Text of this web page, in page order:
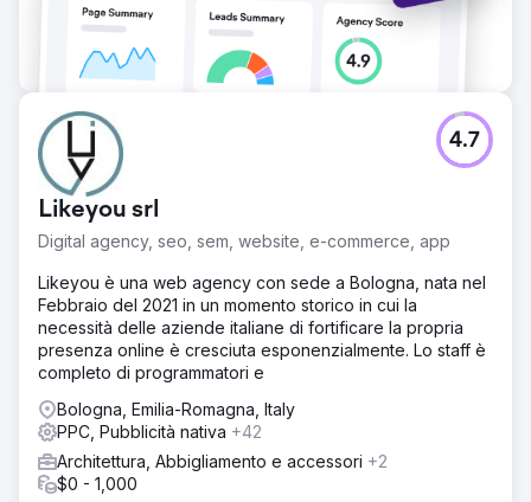
dal 12% al 47% delle nuove entrate. Il traffico organico
proveniente da parole chiave con intento di acquisto è
aumentato del 312% e 23 delle 30 parole chiave target
principali hanno raggiunto la prima pagina di Google. Il
44% e il marketing basato sugli account ha convertito 31
degli 80 account nominati in opportunità attive. La pipeline
complessiva creata è cresciuta di 4,2 volte su base annua
e i cicli di vendita si sono accorciati di 28 giorni grazie a
una migliore qualificazione dei lead.
Vai alla pagina agenzia
Likeyou srl
Digital agency, seo, sem, website, e-commerce, app
4.7
Likeyou è una web agency con sede a Bologna, nata nel
Febbraio del 2021 in un momento storico in cui la
necessità delle aziende italiane di fortificare la propria
presenza online è cresciuta esponenzialmente. Lo staff è
completo di programmatori e
Bologna, Emilia-Romagna, Italy
PPC, Pubblicità nativa +42
Architettura, Abbigliamento e accessori +2
$0 - 1,000